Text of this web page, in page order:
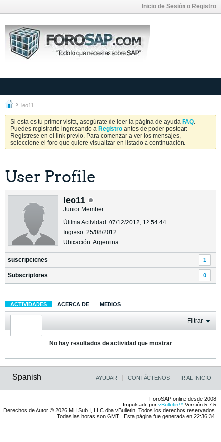
Inicio de Sesión o Registro
leo11
Si esta es tu primer visita, asegúrate de leer la página de ayuda FAQ.
Puedes registrarte ingresando a Registro antes de poder postear:
Regístrese en el link previo. Para comenzar a ver los mensajes,
seleccione el foro que quiere visualizar en listado a continuación.
User Profile
leo11
Junior Member
Última Actividad: 07/12/2012, 12:54:44
Ingreso: 25/08/2012
Ubicación: Argentina
suscripciones 1
Subscriptores 0
ACTIVIDADES ACERCA DE MEDIOS
Filtrar
No hay resultados de actividad que mostrar
Spanish AYUDAR CONTÁCTENOS IR AL INICIO
ForoSAP online desde 2008
Impulsado por vBulletin™ Versión 5.7.5
Derechos de Autor © 2026 MH Sub I, LLC dba vBulletin. Todos los derechos reservados.
Todas las horas son GMT . Esta página fue generada en 22:36:34.